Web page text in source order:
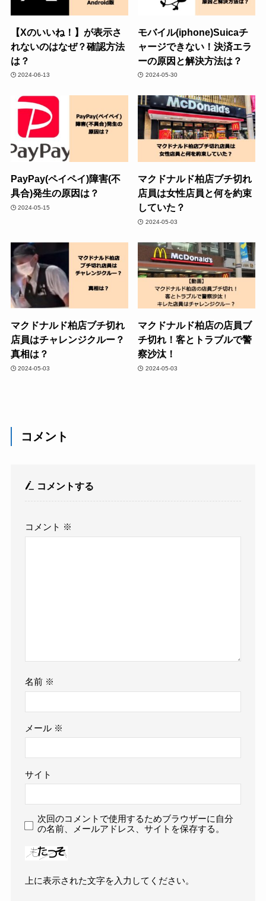
【Xのいいね！】が表示さ
れないのはなぜ？確認方法
は？
2024-06-13
モバイル(iphone)Suicaチ
ャージできない！決済エラ
ーの原因と解決方法は？
2024-05-30
PayPay(ペイペイ)障害(不
具合)発生の原因は？
2024-05-15
マクドナルド柏店ブチ切れ
店員は女性店員と何を約束
していた？
2024-05-03
マクドナルド柏店ブチ切れ
店員はチャレンジクルー？
真相は？
2024-05-03
マクドナルド柏店の店員ブ
チ切れ！客とトラブルで警
察沙汰！
2024-05-03
コメント
コメントする
コメント ※
名前 ※
メール ※
サイト
次回のコメントで使用するためブラウザーに自分
の名前、メールアドレス、サイトを保存する。
上に表示された文字を入力してください。